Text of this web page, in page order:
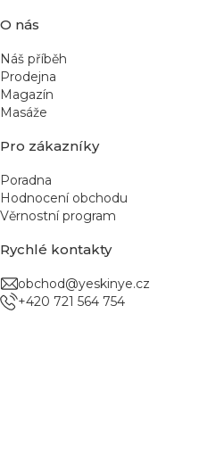
O nás
Náš příběh
Prodejna
Magazín
Masáže
Pro zákazníky
Poradna
Hodnocení obchodu
Věrnostní program
Rychlé kontakty
obchod@yeskinye.cz
+420 721 564 754